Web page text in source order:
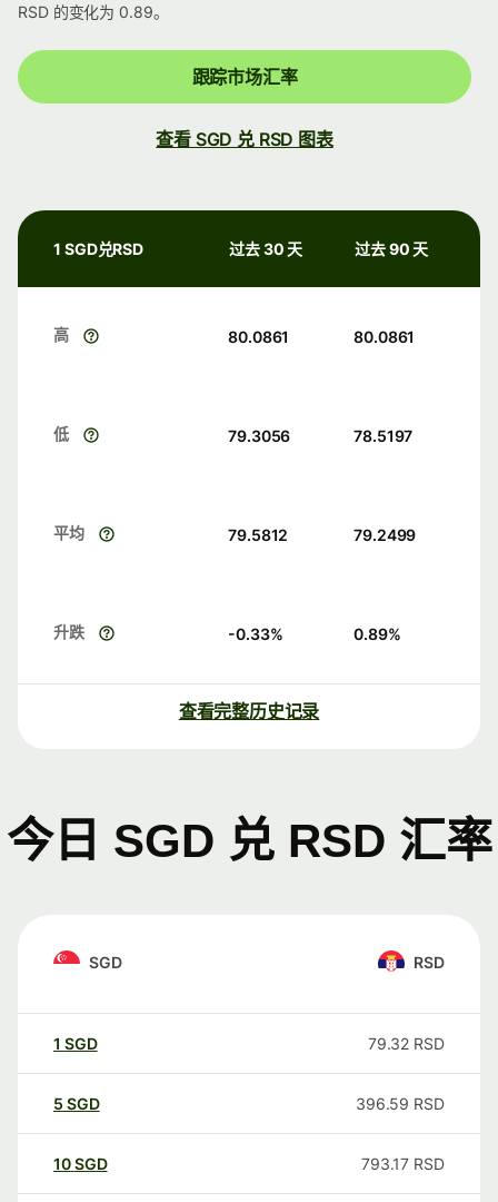
RSD 的变化为 0.89。
跟踪市场汇率
查看 SGD 兑 RSD 图表
1 SGD兑RSD 过去 30 天 过去 90 天
高 80.0861 80.0861
低 79.3056 78.5197
平均 79.5812 79.2499
升跌 -0.33% 0.89%
查看完整历史记录
今日 SGD 兑 RSD 汇率
SGD RSD
1 SGD 79.32 RSD
5 SGD 396.59 RSD
10SGD 793.17 RSD